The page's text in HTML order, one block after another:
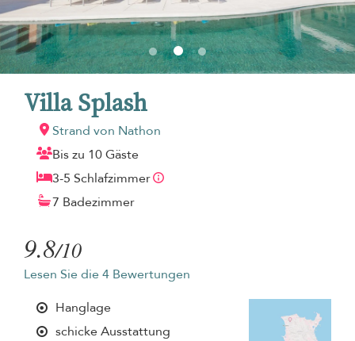
Villa Splash
Strand von Nathon
Bis zu 10 Gäste
3-5 Schlafzimmer
7 Badezimmer
9.8/10
Lesen Sie die 4 Bewertungen
Hanglage
schicke Ausstattung